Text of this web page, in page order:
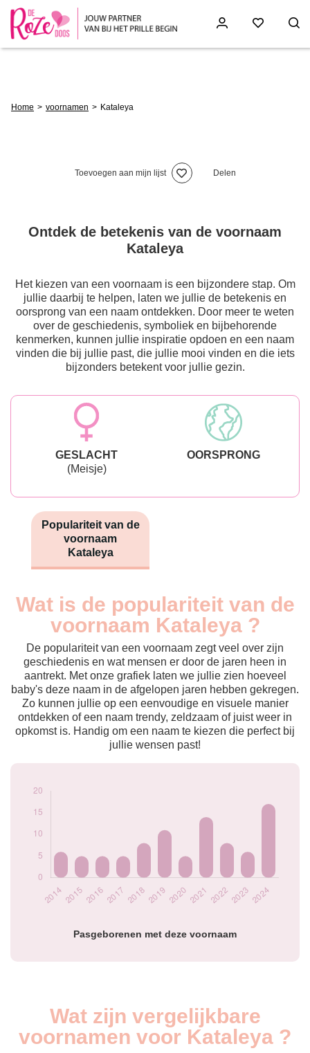
Home voornamen Kataleya
Toevoegen aan mijn lijst Delen
Ontdek de betekenis van de voornaam
Kataleya
Het kiezen van een voornaam is een bijzondere stap. Om
jullie daarbij te helpen, laten we jullie de betekenis en
oorsprong van een naam ontdekken. Door meer te weten
over de geschiedenis, symboliek en bijbehorende
kenmerken, kunnen jullie inspiratie opdoen en een naam
vinden die bij jullie past, die jullie mooi vinden en die iets
bijzonders betekent voor jullie gezin.
GESLACHT
(Meisje)
OORSPRONG
Populariteit van de
voornaam
Kataleya
Wat is de populariteit van de
voornaam Kataleya ?
De populariteit van een voornaam zegt veel over zijn
geschiedenis en wat mensen er door de jaren heen in
aantrekt. Met onze grafiek laten we jullie zien hoeveel
baby's deze naam in de afgelopen jaren hebben gekregen.
Zo kunnen jullie op een eenvoudige en visuele manier
ontdekken of een naam trendy, zeldzaam of juist weer in
opkomst is. Handig om een naam te kiezen die perfect bij
jullie wensen past!
Pasgeborenen met deze voornaam
par année
Année
Nouveaux-
nés
6
2015
5
2016
5
2017
5
2018
8
2019
11
2020
5
2021
14
Wat zijn vergelijkbare
voornamen voor Kataleya ?